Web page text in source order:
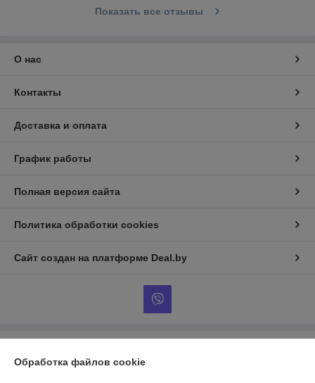
Показать все отзывы
О нас
Контакты
Доставка и оплата
График работы
Полная версия сайта
Политика обработки cookies
Сайт создан на платформе Deal.by
Обработка файлов cookie